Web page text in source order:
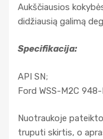
Aukščiausios
didžiausią galimą
Specifikacija:
API SN;
Ford WSS-M2C
Nuotraukoje
truputi skirtis, o